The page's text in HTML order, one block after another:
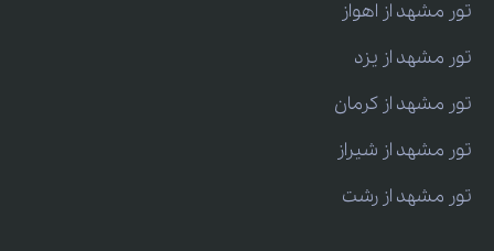
تور مشهد از اهواز
تور مشهد از یزد
تور مشهد از کرمان
تور مشهد از شیراز
تور مشهد از رشت